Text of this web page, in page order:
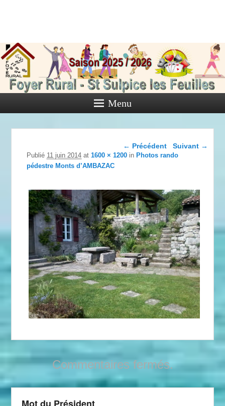
de Saint
Sulpice les
Feuilles
Activités diverses de l'Association
Menu
Navigation dans les
← Précédent Suivant →
Publié 11 juin 2014 at1600 × 1200 inPhotos rando
pédestre Monts d’AMBAZAC
Commentaires fermés.
Mot du Président